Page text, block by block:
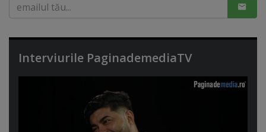
Interviurile PaginademediaTV